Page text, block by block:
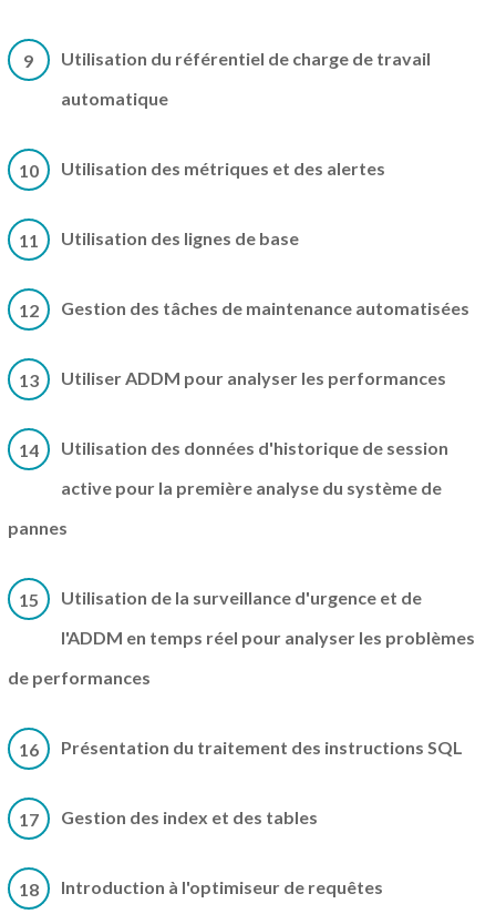
9
Utilisation du référentiel de charge de travail
automatique
10 Utilisation des métriques et des alertes
11 Utilisation des lignes de base
12 Gestion des tâches de maintenance automatisées
13 Utiliser ADDM pour analyser les performances
14
Utilisation des données d'historique de session
active pour la première analyse du système de
pannes
15
Utilisation de la surveillance d'urgence et de
l'ADDM en temps réel pour analyser les problèmes
de performances
16 Présentation du traitement des instructions SQL
17 Gestion des index et des tables
18 Introduction à l'optimiseur de requêtes